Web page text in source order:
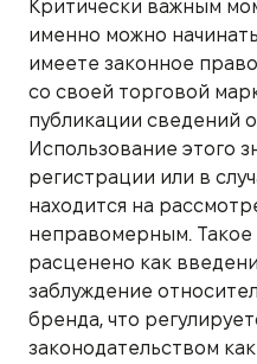
Критически важным
именно можно
имеете законное
со своей торговой
публикации сведений
Использование этого
регистрации или в
находится на
неправомерным.
расценено как
заблуждение
бренда, что
законодательством